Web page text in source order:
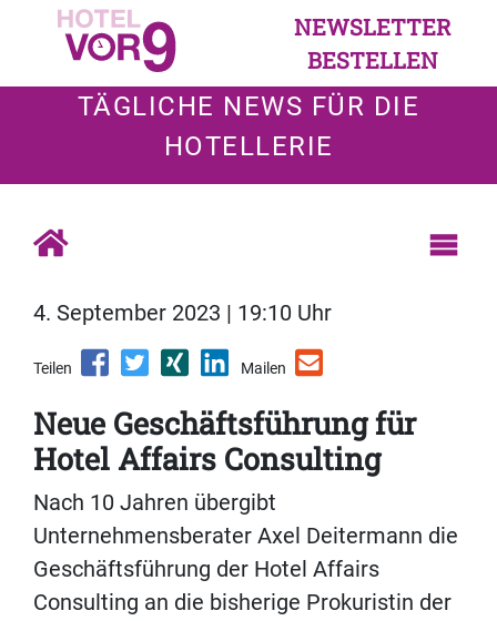
NEWSLETTER
BESTELLEN
TÄGLICHE NEWS FÜR DIE
HOTELLERIE
4. September 2023 | 19:10 Uhr
Teilen Mailen
Neue Geschäftsführung für
Hotel Affairs Consulting
Nach 10 Jahren übergibt
Unternehmensberater Axel Deitermann die
Geschäftsführung der Hotel Affairs
Consulting an die bisherige Prokuristin der